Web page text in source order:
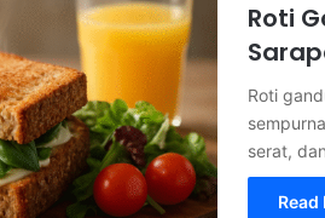
Roti
Roti
serat,
Read